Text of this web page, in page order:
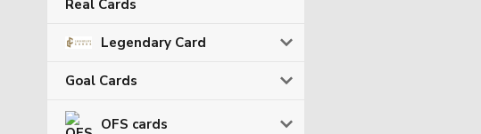
Real Cards
Legendary Card
Goal Cards
OFS cards